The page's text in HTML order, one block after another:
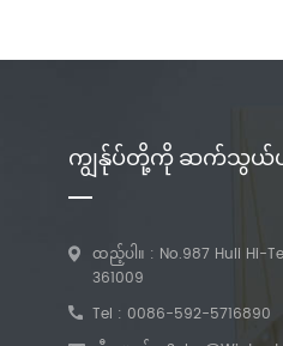
ကျွန်ုပ်တို့ကို ဆက်သွယ်ပ
ထည့်ပါ။ : No.987 Huli Hi-
361009
Tel : 0086-592-5716890